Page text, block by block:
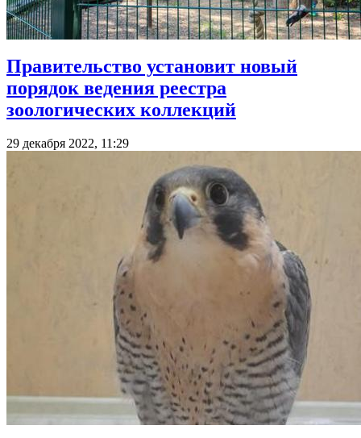
Правительство установит новый
порядок ведения реестра
зоологических коллекций
29 декабря 2022, 11:29